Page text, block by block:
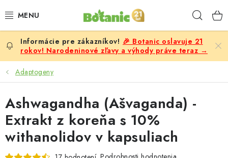
na
PREMIUM
DOPLNKY STRAVY
CIELE
POTRAVINY A NÁPOJE
🎉 Botanic oslavuje 21
rokov! Narodeninové zľavy a výhody práve teraz →
Adaptogeny
Ashwagandha (Ašvaganda) -
Extrakt z koreňa s 10%
withanolidov v kapsuliach